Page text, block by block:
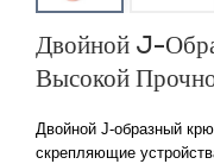
Двойной J-
Высокой
Двойной J-образный
скрепляющие